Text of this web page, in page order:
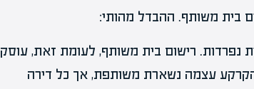
בית משותף. ההבדל מהותי:
רישום בית משותף, לעומת זאת, עוסק
הקרקע עצמה נשארת משותפת, אך כל דירה